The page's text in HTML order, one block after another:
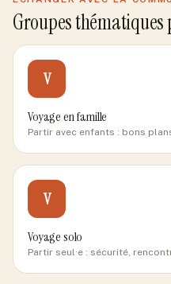
Groupes thématiques
V
Voyage en famille
Partir avec enfants : bons
V
Voyage solo
Partir seul·e : sécurité,